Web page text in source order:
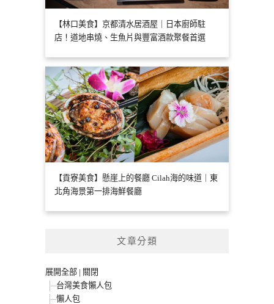
【林口美食】京都清水居酒屋｜日本廚師駐
店！道地串燒、生魚片與豐富酒款聚餐首選
【貢寮美食】懸崖上的餐廳 Cilah海的味道｜東
北角海景第一排海鮮餐廳
文章分類
展開全部 | 關閉
台灣美食懶人包
懶人包